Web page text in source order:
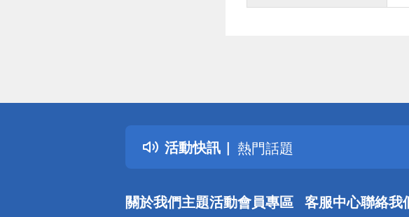
活動快訊
詐騙網頁！請小心！
得獎公告
熱門話題
銀行優惠
詐騙網頁！請小心！
關於我們主題活動會員專區 客服中心聯絡我